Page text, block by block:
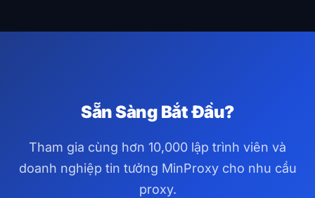
quốc gia. Bạn cũng có thể nhắm mục tiêu theo ASN
Sẵn Sàng Bắt Đầu?
Tham gia cùng hơn 10,000 lập trình viên và
doanh nghiệp tin tưởng MinProxy cho nhu cầu
proxy.